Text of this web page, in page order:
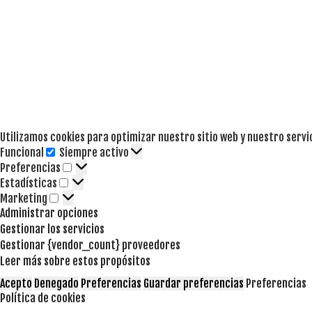
Utilizamos cookies para optimizar nuestro sitio web y nuestro
Funcional
Funcional
Siempre activo
Preferencias
Preferencias
Estadísticas Estadísticas
Marketing Marketing
Administrar opciones
Gestionar los servicios
Gestionar {vendor_count} proveedores
Leer más sobre estos propósitos
Acepto Denegado Preferencias Guardar preferencias Preferencias
Política de cookies